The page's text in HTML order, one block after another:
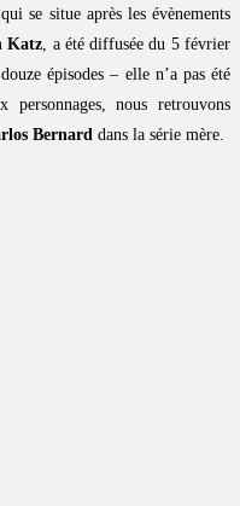
se situe après les évènements
Katz , a été diffusée du 5 février
épisodes – elle n’a pas été
nous retrouvons
Bernard dans la série mère.